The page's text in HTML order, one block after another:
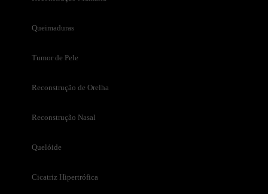
Queimaduras
Tumor de Pele
Reconstrução de Orelha
Reconstrução Nasal
Quelóide
Cicatriz Hipertrófica